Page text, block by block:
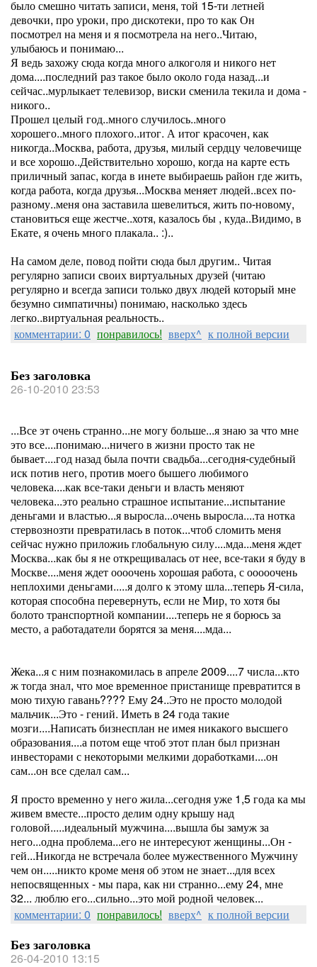
было смешно читать записи, меня, той 15-ти летней
девочки, про уроки, про дискотеки, про то как Он
посмотрел на меня и я посмотрела на него..Читаю,
улыбаюсь и понимаю...
Я ведь захожу сюда когда много алкоголя и никого нет
дома....последний раз такое было около года назад...и
сейчас..мурлыкает телевизор, виски сменила текила и дома -
никого..
Прошел целый год..много случилось..много
хорошего..много плохого..итог. А итог красочен, как
никогда..Москва, работа, друзья, милый сердцу человечище
и все хорошо..Действительно хорошо, когда на карте есть
приличный запас, когда в инете выбираешь район где жить,
когда работа, когда друзья...Москва меняет людей..всех по-
разному..меня она заставила шевелиться, жить по-новому,
становиться еще жестче..хотя, казалось бы , куда..Видимо, в
Екате, я очень много плакала.. :)..
На самом деле, повод пойти сюда был другим.. Читая
регулярно записи своих виртуальных друзей (читаю
регулярно и всегда записи только двух людей который мне
безумно симпатичны) понимаю, насколько здесь
легко..виртуальная реальность..
комментарии: 0 понравилось! вверх^ к полной версии
Без заголовка
26-10-2010 23:53
...Все эт очень странно...не могу больше...я знаю за что мне
это все....понимаю...ничего в жизни просто так не
бывает....год назад была почти свадьба...сегодня-судебный
иск потив него, против моего бышего любимого
человека....как все-таки деньги и власть меняют
человека...это реально страшное испытание...испытание
деньгами и властью...я выросла...очень выросла....та нотка
стервознозти превратилась в поток...чтоб сломить меня
сейчас нужно приложиь глобальную силу....мда...меня ждет
Москва...как бы я не открещивалась от нее, все-таки я буду в
Москве....меня ждет оооочень хорошая работа, с ооооочень
неплохими деньгами.....я долго к этому шла...теперь Я-сила,
которая способна перевернуть, если не Мир, то хотя бы
болото транспортной компании....теперь не я борюсь за
место, а работадатели борятся за меня....мда...
Жека...я с ним познакомилась в апреле 2009....7 числа...кто
ж тогда знал, что мое временное пристанище превратится в
мою тихую гавань???? Ему 24..Это не просто молодой
мальчик...Это - гений. Иметь в 24 года такие
мозги....Написать бизнесплан не имея никакого высшего
образования....а потом еще чтоб этот план был признан
инвесторами с некоторыми мелкими доработками....он
сам...он все сделал сам...
Я просто временно у него жила...сегодня уже 1,5 года ка мы
живем вместе...просто делим одну крышу над
головой.....идеальный мужчина....вышла бы замуж за
него...одна проблема...его не интересуют женщины...Он -
гей...Никогда не встречала более мужественного Мужчину
чем он.....никто кроме меня об этом не знает...для всех
непосвященных - мы пара, как ни странно...ему 24, мне
32... люблю его...сильно...это мой родной человек...
комментарии: 0 понравилось! вверх^ к полной версии
Без заголовка
26-04-2010 13:15